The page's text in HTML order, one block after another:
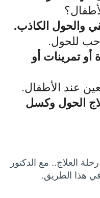
والحول الكاذب.
للحول.
تمرينات أو
عند الأطفال.
الحول وكسل
العلاج.. مع الدكتور
هذا الطريق.